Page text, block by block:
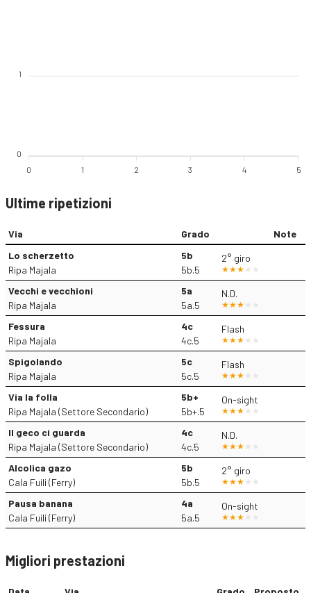
1
0
0 1 2 3 4 5
Ultime ripetizioni
Via Grado
Note
Lo scherzetto
Ripa Majala
5b
5b.5
2° giro
Vecchi e vecchioni
Ripa Majala
5a
5a.5
N.D.
Fessura
Ripa Majala
4c
4c.5
Flash
Spigolando
Ripa Majala
5c
5c.5
Flash
Via la folla
Ripa Majala (Settore Secondario)
5b+
5b+.5
On-sight
Il geco ci guarda
Ripa Majala (Settore Secondario)
4c
4c.5
N.D.
Alcolica gazo
Cala Fuili (Ferry)
5b
5b.5
2° giro
Pausa banana
Cala Fuili (Ferry)
4a
5a.5
On-sight
Migliori prestazioni